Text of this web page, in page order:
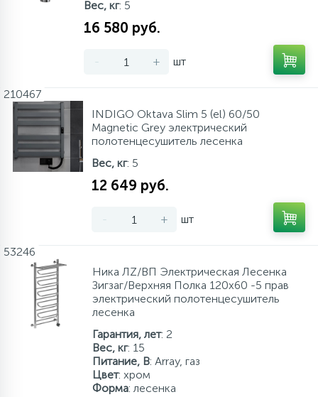
Аксессуары
Вес, кг: 5
16 580 руб.
- + шт
210467
INDIGO Oktava Slim 5 (el) 60/50
Magnetic Grey электрический
полотенцесушитель лесенка
Вес, кг: 5
12 649 руб.
- + шт
53246
Ника ЛZ/ВП Электрическая Лесенка
Зигзаг/Верхняя Полка 120х60 -5 прав
электрический полотенцесушитель
лесенка
Гарантия, лет: 2
Вес, кг: 15
Питание, В: Array, газ
Цвет: хром
Форма: лесенка